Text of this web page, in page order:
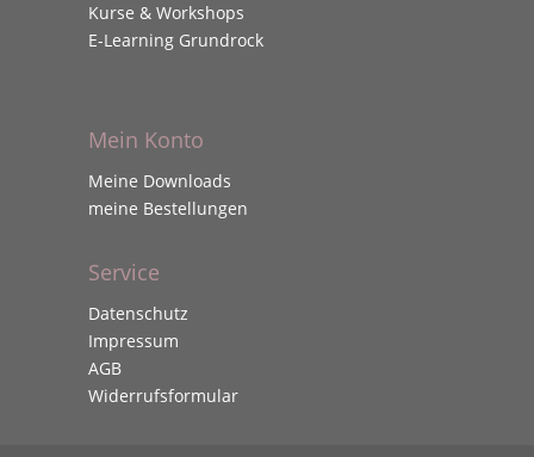
Kurse & Workshops
E-Learning Grundrock
Mein Konto
Meine Downloads
meine Bestellungen
Service
Datenschutz
Impressum
AGB
Widerrufsformular